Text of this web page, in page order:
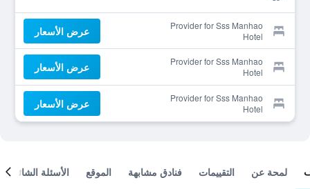
Provider for Sss Manhao
Hotel
عرض الأسعار
Provider for Sss Manhao
Hotel
عرض الأسعار
Provider for Sss Manhao
Hotel
عرض الأسعار
لمحة عن التقييمات فنادق مشابهة الموقع الأسئلة الشائعة